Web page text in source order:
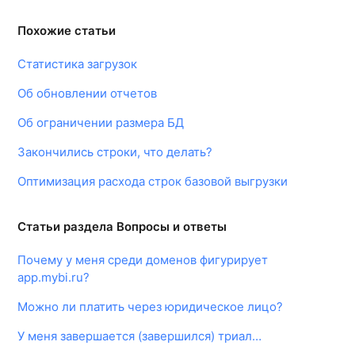
Похожие статьи
Статистика загрузок
Об обновлении отчетов
Об ограничении размера БД
Закончились строки, что делать?
Оптимизация расхода строк базовой выгрузки
Статьи раздела Вопросы и ответы
Почему у меня среди доменов фигурирует
app.mybi.ru?
Можно ли платить через юридическое лицо?
У меня завершается (завершился) триал…